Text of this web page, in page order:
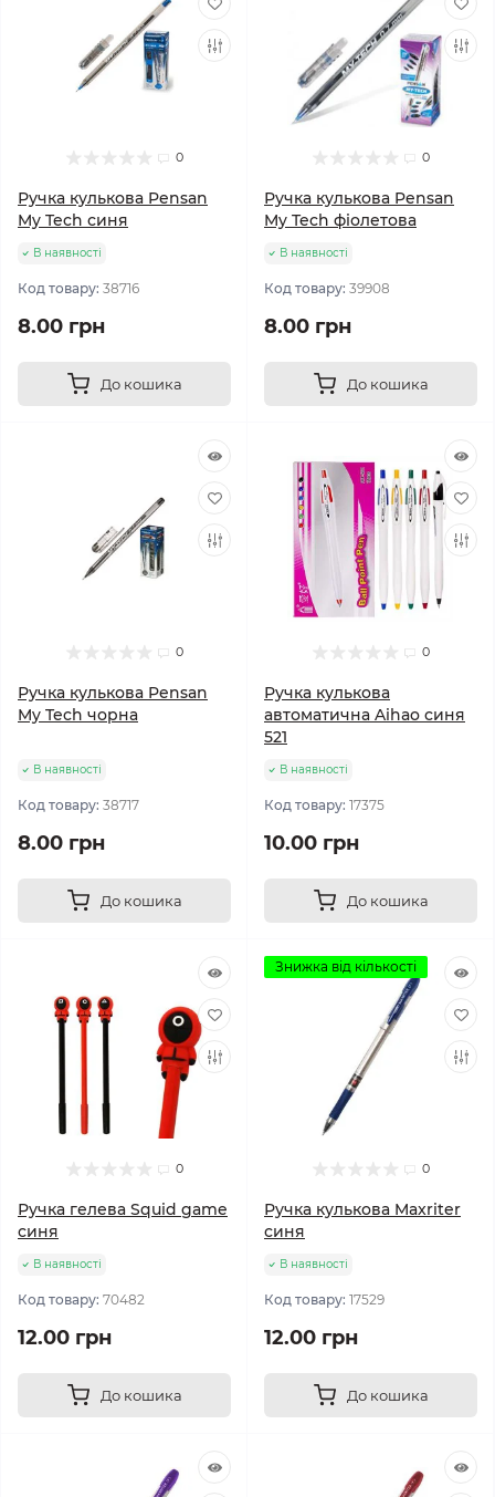
0
Ручка кулькова Pensan
My Tech синя
В наявності
Код товару: 38716
8.00 грн
До кошика
0
Ручка кулькова Pensan
My Tech фіолетова
В наявності
Код товару: 39908
8.00 грн
До кошика
0
Ручка кулькова Pensan
My Tech чорна
В наявності
Код товару: 38717
8.00 грн
До кошика
0
Ручка кулькова
автоматична Aihao синя
521
В наявності
Код товару: 17375
10.00 грн
До кошика
0
Ручка гелева Squid game
синя
В наявності
Код товару: 70482
12.00 грн
До кошика
Знижка від кількості
0
Ручка кулькова Maxriter
синя
В наявності
Код товару: 17529
12.00 грн
До кошика